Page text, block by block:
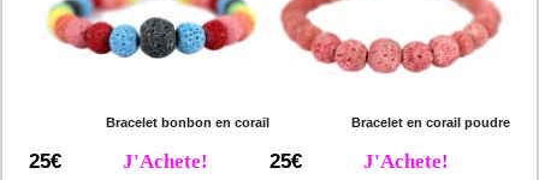
Bracelet bonbon en corail
25€ J'Achete!
Bracelet en corail poudre
25€ J'Achete!